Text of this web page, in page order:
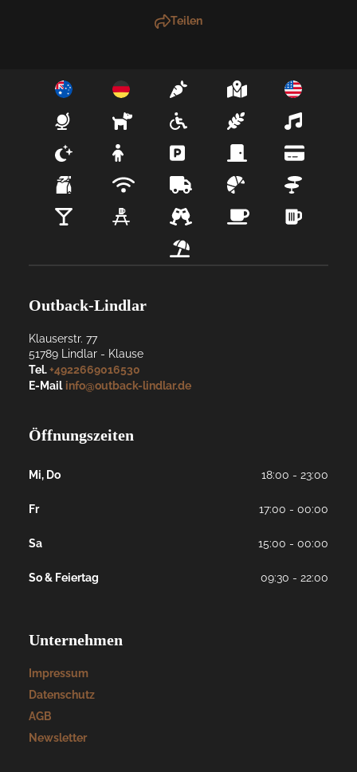
Teilen
Outback-Lindlar
Klauserstr. 77
51789
Lindlar - Klause
Tel.+4922669016530
E-Mail info@outback-lindlar.de
Öffnungszeiten
Mi, Do 18:00 - 23:00
Fr 17:00 - 00:00
Sa 15:00 - 00:00
So & Feiertag 09:30 - 22:00
Unternehmen
Impressum
Datenschutz
AGB
Newsletter